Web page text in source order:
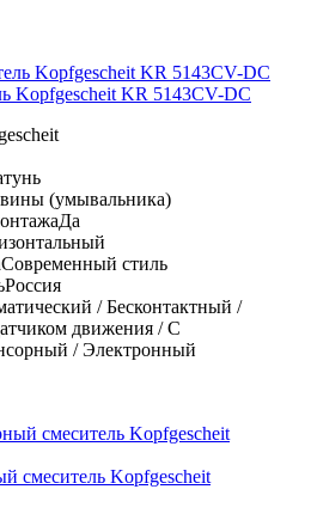
Kopfgescheit KR 5143CV-DC
(умывальника)
Да
Современный стиль
Россия
/ Бесконтактный /
движения / С
/ Электронный
смеситель Kopfgescheit